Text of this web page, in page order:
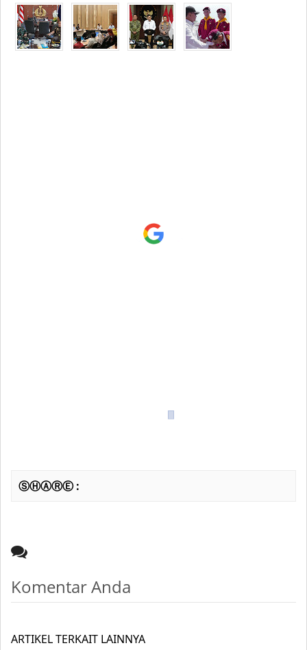
ⓈⒽⒶⓇⒺ :
Komentar Anda
ARTIKEL TERKAIT LAINNYA